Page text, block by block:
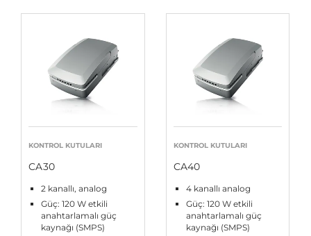
KONTROL KUTULARI
CA30
2 kanallı, analog
Güç: 120 W etkili
anahtarlamalı güç
kaynağı (SMPS)
KONTROL KUTULARI
CA40
4 kanallı analog
Güç: 120 W etkili
anahtarlamalı güç
kaynağı (SMPS)